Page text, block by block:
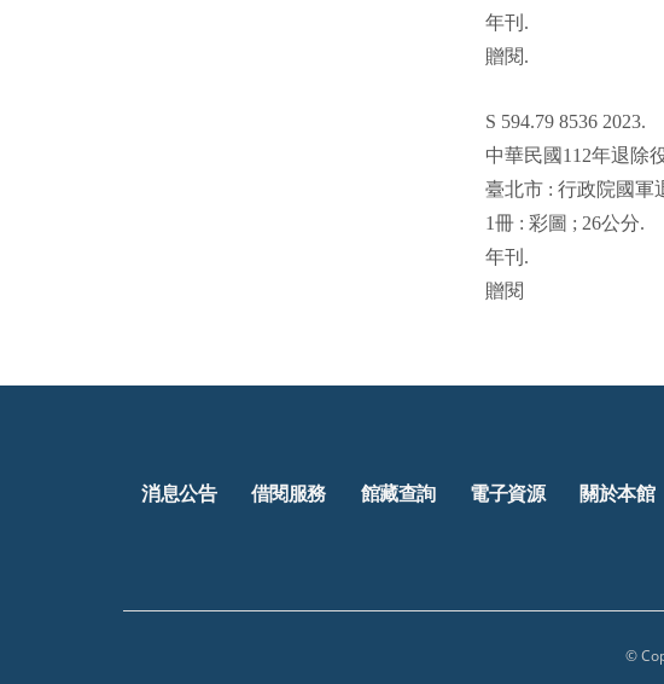
年刊 .
贈閱.
S 594.79 8536 2023.
中華民國 112年退除
臺北市 : 行政院國軍
1冊 : 彩圖 ; 26公分.
年刊 .
贈閱
消息公告 借閱服務 館藏查詢 電子資源 關於本館
©